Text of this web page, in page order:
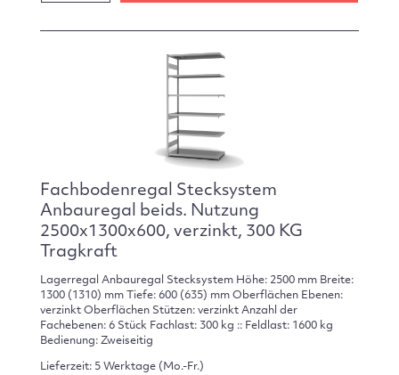
Fachbodenregal Stecksystem
Anbauregal beids. Nutzung
2500x1300x600, verzinkt, 300 KG
Tragkraft
Lagerregal Anbauregal Stecksystem Höhe: 2500 mm Breite:
1300 (1310) mm Tiefe: 600 (635) mm Oberflächen Ebenen:
verzinkt Oberflächen Stützen: verzinkt Anzahl der
Fachebenen: 6 Stück Fachlast: 300 kg :: Feldlast: 1600 kg
Bedienung: Zweiseitig
Lieferzeit: 5 Werktage (Mo.-Fr.)